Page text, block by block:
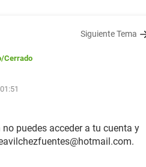
Siguiente Tema
/Cerrado
puedes acceder a tu cuenta y